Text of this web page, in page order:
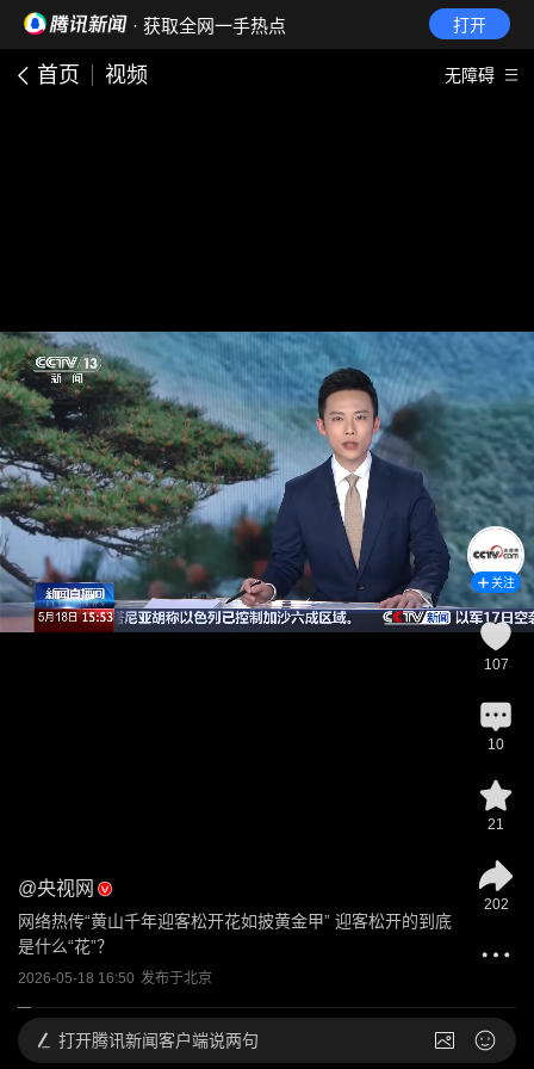
· 获取全网一手热点 打开
首页 视频 无障碍
@央视网
网络热传“黄山千年迎客松开花如披黄金甲” 迎客松开的到底
是什么“花”？
2026-05-18 16:50 发布于北京
关注
107
10
21
202
打开腾讯新闻客户端说两句